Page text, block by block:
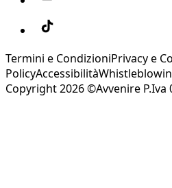
Termini e CondizioniPrivacy e
PolicyAccessibilità
Copyright 2026 ©Avvenire P.Iva